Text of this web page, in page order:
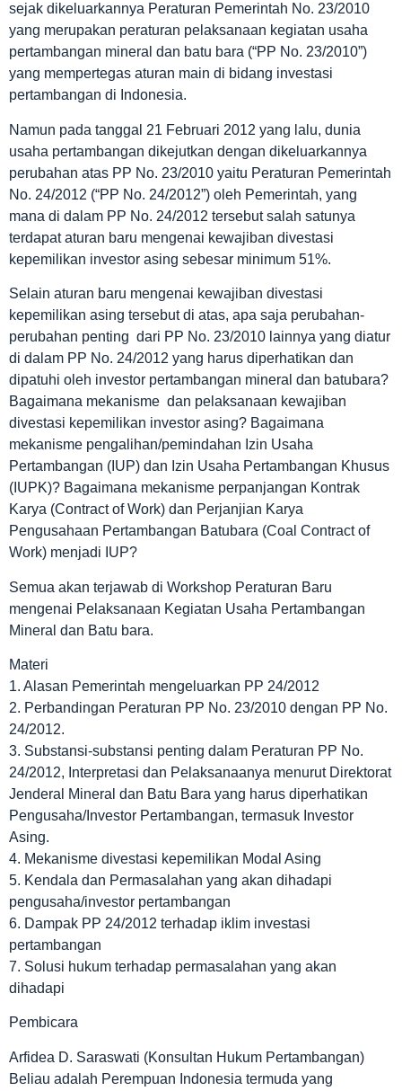
sejak dikeluarkannya Peraturan Pemerintah No. 23/2010
yang merupakan peraturan pelaksanaan kegiatan usaha
pertambangan mineral dan batu bara (“PP No. 23/2010”)
yang mempertegas aturan main di bidang investasi
pertambangan di Indonesia.
Namun pada tanggal 21 Februari 2012 yang lalu, dunia
usaha pertambangan dikejutkan dengan dikeluarkannya
perubahan atas PP No. 23/2010 yaitu Peraturan Pemerintah
No. 24/2012 (“PP No. 24/2012”) oleh Pemerintah, yang
mana di dalam PP No. 24/2012 tersebut salah satunya
terdapat aturan baru mengenai kewajiban divestasi
kepemilikan investor asing sebesar minimum 51%.
Selain aturan baru mengenai kewajiban divestasi
kepemilikan asing tersebut di atas, apa saja perubahan-
perubahan penting dari PP No. 23/2010 lainnya yang diatur
di dalam PP No. 24/2012 yang harus diperhatikan dan
dipatuhi oleh investor pertambangan mineral dan batubara?
Bagaimana mekanisme dan pelaksanaan kewajiban
divestasi kepemilikan investor asing? Bagaimana
mekanisme pengalihan/pemindahan Izin Usaha
Pertambangan (IUP) dan Izin Usaha Pertambangan Khusus
(IUPK)? Bagaimana mekanisme perpanjangan Kontrak
Karya (Contract of Work) dan Perjanjian Karya
Pengusahaan Pertambangan Batubara (Coal Contract of
Work) menjadi IUP?
Semua akan terjawab di Workshop Peraturan Baru
mengenai Pelaksanaan Kegiatan Usaha Pertambangan
Mineral dan Batu bara.
Materi
1. Alasan Pemerintah mengeluarkan PP 24/2012
2. Perbandingan Peraturan PP No. 23/2010 dengan PP No.
24/2012.
3. Substansi-substansi penting dalam Peraturan PP No.
24/2012, Interpretasi dan Pelaksanaanya menurut Direktorat
Jenderal Mineral dan Batu Bara yang harus diperhatikan
Pengusaha/Investor Pertambangan, termasuk Investor
Asing.
4. Mekanisme divestasi kepemilikan Modal Asing
5. Kendala dan Permasalahan yang akan dihadapi
pengusaha/investor pertambangan
6. Dampak PP 24/2012 terhadap iklim investasi
pertambangan
7. Solusi hukum terhadap permasalahan yang akan
dihadapi
Pembicara
Arfidea D. Saraswati (Konsultan Hukum Pertambangan)
Beliau adalah Perempuan Indonesia termuda yang